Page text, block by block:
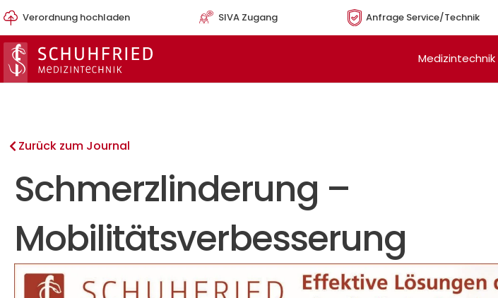
Zum
Inhalt
springen
Verordnung hochladen SIVA Zugang Anfrage Service/Technik
Medizintechnik
Zurück zum Journal
Schmerzlinderung –
Mobilitätsverbesserung